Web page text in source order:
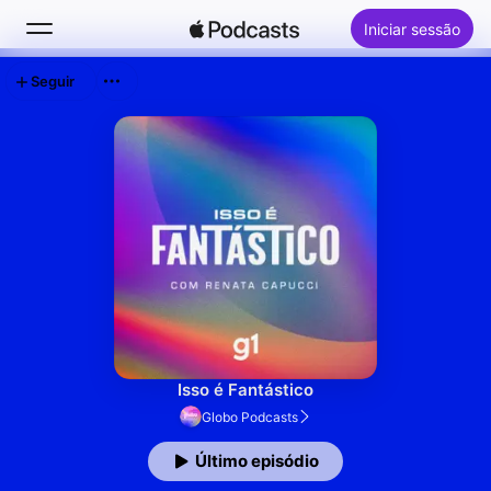
Iniciar sessão
Isso é Fantástico
Globo Podcasts
Último episódio
Seguir